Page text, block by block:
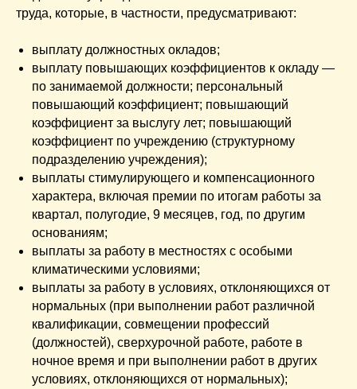
труда, которые, в частности, предусматривают:
выплату должностных окладов;
выплату повышающих коэффициентов к окладу —
по занимаемой должности; персональный
повышающий коэффициент; повышающий
коэффициент за выслугу лет; повышающий
коэффициент по учреждению (структурному
подразделению учреждения);
выплаты стимулирующего и компенсационного
характера, включая премии по итогам работы за
квартал, полугодие, 9 месяцев, год, по другим
основаниям;
выплаты за работу в местностях с особыми
климатическими условиями;
выплаты за работу в условиях, отклоняющихся от
нормальных (при выполнении работ различной
квалификации, совмещении профессий
(должностей), сверхурочной работе, работе в
ночное время и при выполнении работ в других
условиях, отклоняющихся от нормальных);